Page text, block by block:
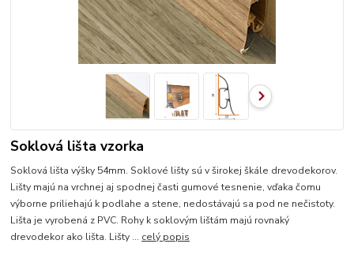
Soklová lišta vzorka
Soklová lišta výšky 54mm. Soklové lišty sú v širokej škále drevodekorov.
Lišty majú na vrchnej aj spodnej časti gumové tesnenie, vďaka čomu
výborne priliehajú k podlahe a stene, nedostávajú sa pod ne nečistoty.
Lišta je vyrobená z PVC. Rohy k soklovým lištám majú rovnaký
drevodekor ako lišta. Lišty ... celý popis